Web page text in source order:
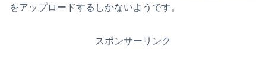
をアップロードするしかないようです。
スポンサーリンク